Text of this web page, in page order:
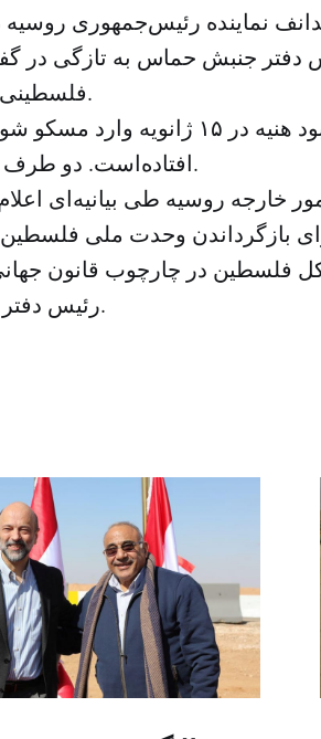
نماینده رئیس‌جمهوری روسیه
دفتر جنبش حماس به تازگی در
فلسطینی و اوضاع در نوار غزه تبادل نظر کردند.
قرار بود هنیه در ۱۵
افتاده‌است. دو طرف هیچ توضیحی برای این تعویق نداده‌اند.
خارجه روسیه طی بیانیه‌ای
بازگرداندن وحدت ملی
فلسطین در چارچوب قانون
رئیس دفتر سیاسی جنبش حماس بیان کرده‌است.